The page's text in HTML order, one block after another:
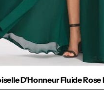
D'Honneur Fluide Rose